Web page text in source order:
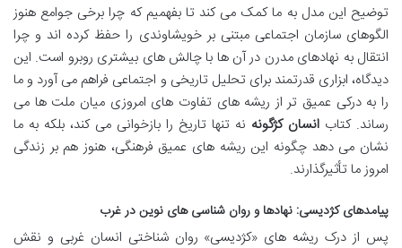
توضیح این مدل به ما کمک می کند تا بفهمیم که چرا برخی جوامع هنوز
الگوهای سازمان اجتماعی مبتنی بر خویشاوندی را حفظ کرده اند و چرا
انتقال به نهادهای مدرن در آن ها با چالش های بیشتری روبرو است. این
دیدگاه، ابزاری قدرتمند برای تحلیل تاریخی و اجتماعی فراهم می آورد و ما
را به درکی عمیق تر از ریشه های تفاوت های امروزی میان ملت ها می
رساند. کتاب انسان کژگونه نه تنها تاریخ را بازخوانی می کند، بلکه به ما
نشان می دهد چگونه این ریشه های عمیق فرهنگی، هنوز هم بر زندگی
امروز ما تأثیرگذارند.
پیامدهای کژدیسی: نهادها و روان شناسی های نوین در غرب
پس از درک ریشه های «کژدیسی» روان شناختی انسان غربی و نقش